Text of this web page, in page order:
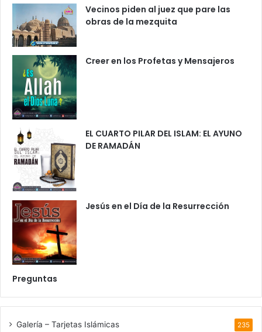
Vecinos piden al juez que pare las
obras de la mezquita
Creer en los Profetas y Mensajeros
EL CUARTO PILAR DEL ISLAM: EL AYUNO
DE RAMADÁN
Jesús en el Día de la Resurrección
Preguntas
Galería – Tarjetas Islámicas 235